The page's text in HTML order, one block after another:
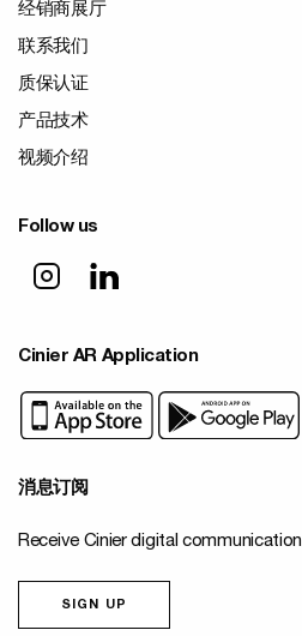
经销商展厅
联系我们
质保认证
产品技术
视频介绍
Follow us
Cinier AR Application
消息订阅
Receive Cinier digital communication
SIGN UP